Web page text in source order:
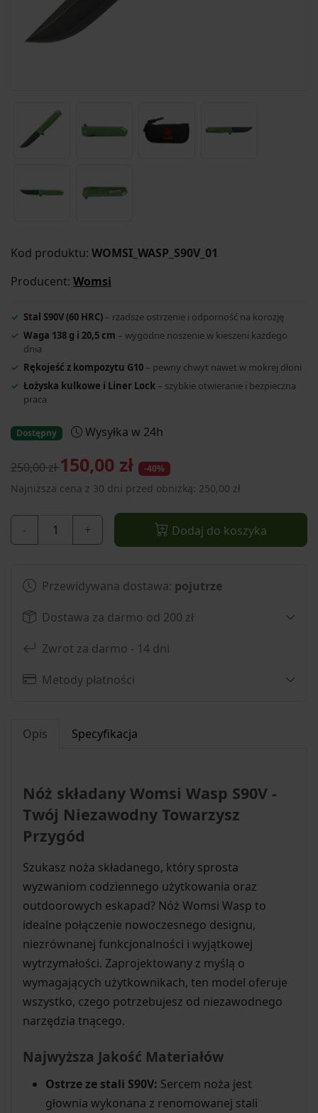
Kod produktu: WOMSI_WASP_S90V_01
Producent: Womsi
Stal S90V (60 HRC) – rzadsze ostrzenie i odporność na korozję
Waga 138 g i 20,5 cm – wygodne noszenie w kieszeni każdego
dnia
Rękojeść z kompozytu G10 – pewny chwyt nawet w mokrej dłoni
Łożyska kulkowe i Liner Lock – szybkie otwieranie i bezpieczna
praca
Dostępny Wysyłka w 24h
250,00 zł150,00 zł -40%
Najniższa cena z 30 dni przed obniżką: 250,00 zł
- + Dodaj do koszyka
Przewidywana dostawa: pojutrze
Dostawa za darmo od 200 zł
Zwrot za darmo - 14 dni
Metody płatności
Opis Specyfikacja
Nóż składany Womsi Wasp S90V -
Twój Niezawodny Towarzysz
Przygód
Szukasz noża składanego, który sprosta
wyzwaniom codziennego użytkowania oraz
outdoorowych eskapad? Nóż Womsi Wasp to
idealne połączenie nowoczesnego designu,
niezrównanej funkcjonalności i wyjątkowej
wytrzymałości. Zaprojektowany z myślą o
wymagających użytkownikach, ten model oferuje
wszystko, czego potrzebujesz od niezawodnego
narzędzia tnącego.
Najwyższa Jakość Materiałów
Ostrze ze stali S90V: Sercem noża jest
głownia wykonana z renomowanej stali